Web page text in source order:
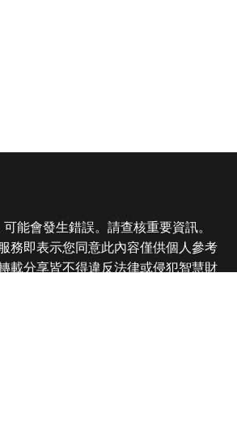
能會發生錯誤。請查核重要資訊。
務即表示您同意此內容僅供個人參考
載分享皆不得違反法律或侵犯智慧財